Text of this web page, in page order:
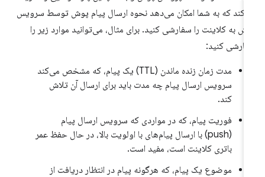
که به شما امکان می‌دهد نحوه ارسال پیام پوش توسط سرویس
به کلاینت را سفارشی کنید. برای مثال، می‌توانید موارد زیر را
کنید:
مدت زمان زنده ماندن (TTL) یک پیام، که مشخص می‌کند
سرویس ارسال پیام چه مدت باید برای ارسال آن تلاش
فوریت پیام، که در مواردی که سرویس ارسال پیام
(push) با ارسال پیام‌های با اولویت بالا، در حال حفظ عمر
باتری کلاینت است، مفید است.
موضوع یک پیام، که هرگونه پیام در انتظار دریافت از